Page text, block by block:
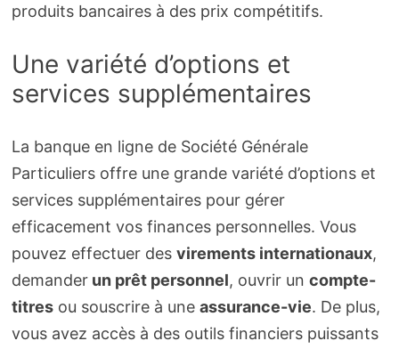
produits bancaires à des prix compétitifs.
Une variété d’options et
services supplémentaires
La banque en ligne de Société Générale
Particuliers offre une grande variété d’options et
services supplémentaires pour gérer
efficacement vos finances personnelles. Vous
pouvez effectuer des virements internationaux,
demanderun prêt personnel, ouvrir un compte-
titresou souscrire à une assurance-vie. De plus,
vous avez accès à des outils financiers puissants